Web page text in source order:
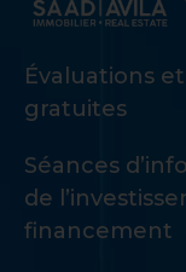
Évaluations
gratuites
Séances
de
financement